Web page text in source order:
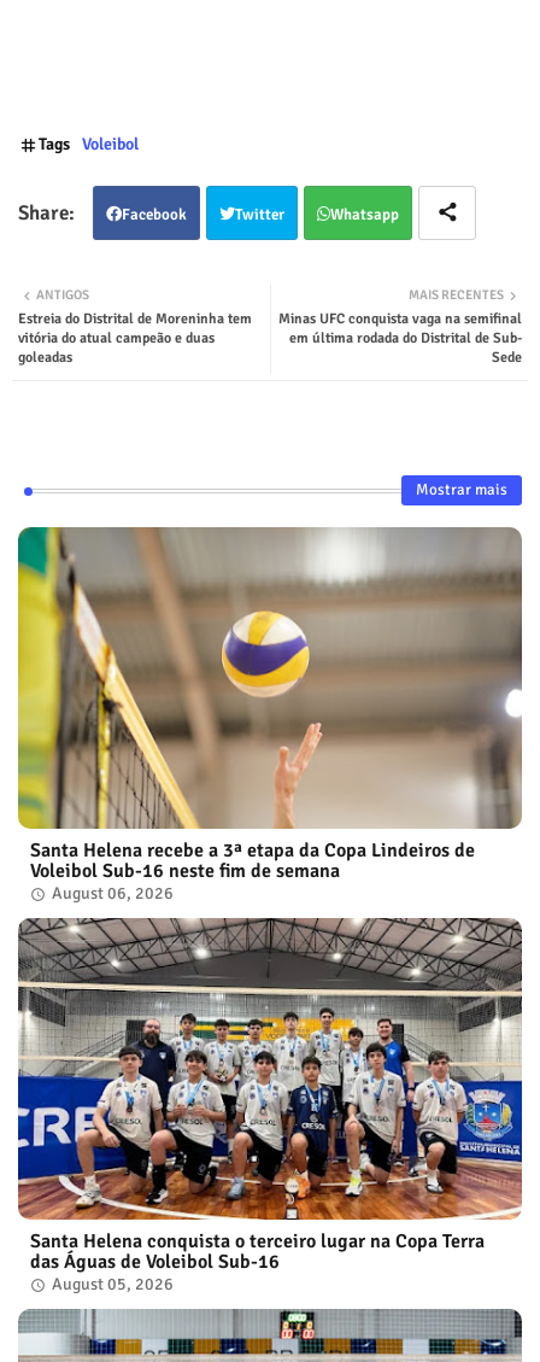
Tags Voleibol
Facebook Twitter Whatsapp
MAIS RECENTES
Minas UFC conquista vaga na semifinal
em última rodada do Distrital de Sub-
Sede
ANTIGOS
Estreia do Distrital de Moreninha tem
vitória do atual campeão e duas
goleadas
Mostrar mais
Santa Helena recebe a 3ª etapa da Copa Lindeiros de
Voleibol Sub-16 neste fim de semana
August 06, 2026
Santa Helena conquista o terceiro lugar na Copa Terra
das Águas de Voleibol Sub-16
August 05, 2026